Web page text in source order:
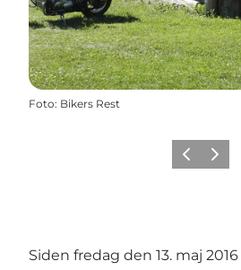
Foto: Bikers Rest
ForrigeNæste
Siden fredag den 13. maj